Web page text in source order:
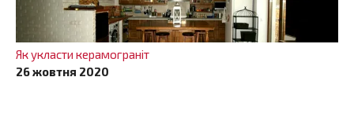
Як укласти керамограніт
26 жовтня 2020